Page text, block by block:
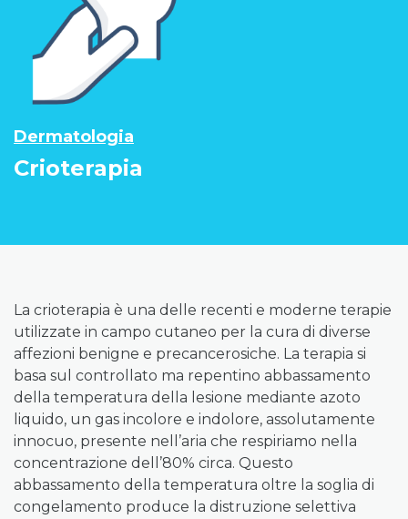
Dermatologia
Crioterapia
La crioterapia è una delle recenti e moderne terapie
utilizzate in campo cutaneo per la cura di diverse
affezioni benigne e precancerosiche. La terapia si
basa sul controllato ma repentino abbassamento
della temperatura della lesione mediante azoto
liquido, un gas incolore e indolore, assolutamente
innocuo, presente nell’aria che respiriamo nella
concentrazione dell’80% circa. Questo
abbassamento della temperatura oltre la soglia di
congelamento produce la distruzione selettiva